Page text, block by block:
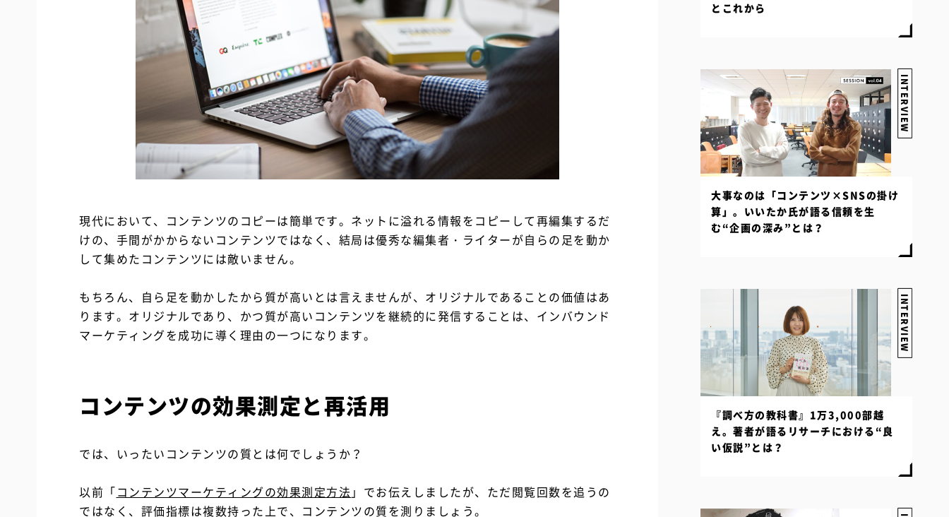
現代において、コンテンツのコピーは簡単です。ネットに溢れる情報をコピーして再編集するだ
けの、手間がかからないコンテンツではなく、結局は優秀な編集者・ライターが自らの足を動か
して集めたコンテンツには敵いません。
もちろん、自ら足を動かしたから質が高いとは言えませんが、オリジナルであることの価値はあ
ります。オリジナルであり、かつ質が高いコンテンツを継続的に発信することは、インバウンド
マーケティングを成功に導く理由の一つになります。
コンテンツの効果測定と再活用
では、いったいコンテンツの質とは何でしょうか？
以前「コンテンツマーケティングの効果測定方法 」でお伝えしましたが、ただ閲覧回数を追うの
ではなく、評価指標は複数持った上で、コンテンツの質を測りましょう。
INTERVIEW
『調べ方の教科書』1万3,000部越
え。著者が語るリサーチにおける“良
い仮説”とは？
INTERVIEW
大事なのは「コンテンツ×SNSの掛け
算」。いいたか氏が語る信頼を生
む“企画の深み”とは？
とこれから